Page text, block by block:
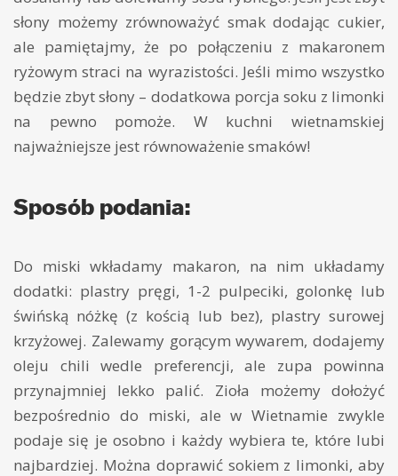
słony możemy zrównoważyć smak dodając cukier,
ale pamiętajmy, że po połączeniu z makaronem
ryżowym straci na wyrazistości. Jeśli mimo wszystko
będzie zbyt słony – dodatkowa porcja soku z limonki
na pewno pomoże. W kuchni wietnamskiej
najważniejsze jest równoważenie smaków!
Sposób podania:
Do miski wkładamy makaron, na nim układamy
dodatki: plastry pręgi, 1-2 pulpeciki, golonkę lub
świńską nóżkę (z kością lub bez), plastry surowej
krzyżowej. Zalewamy gorącym wywarem, dodajemy
oleju chili wedle preferencji, ale zupa powinna
przynajmniej lekko palić. Zioła możemy dołożyć
bezpośrednio do miski, ale w Wietnamie zwykle
podaje się je osobno i każdy wybiera te, które lubi
najbardziej. Można doprawić sokiem z limonki, aby